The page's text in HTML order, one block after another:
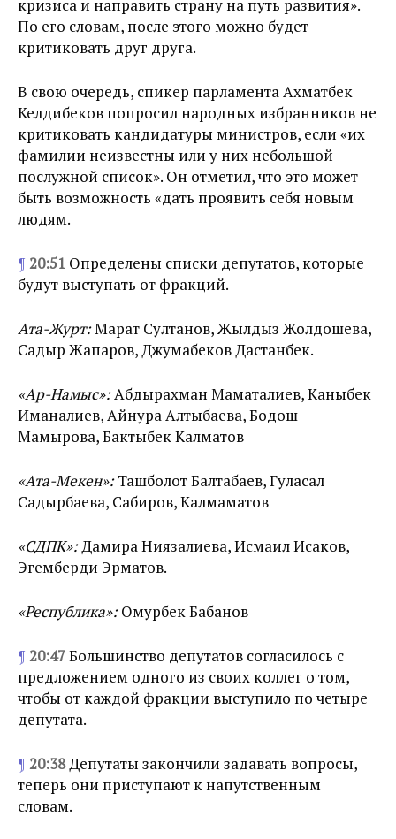
кризиса и направить страну на путь развития».
По его словам, после этого можно будет
критиковать друг друга.
В свою очередь, спикер парламента Ахматбек
Келдибеков попросил народных избранников не
критиковать кандидатуры министров, если «их
фамилии неизвестны или у них небольшой
послужной список». Он отметил, что это может
быть возможность «дать проявить себя новым
людям.
¶ 20:51 Определены списки депутатов, которые
будут выступать от фракций.
Ата-Журт:Марат Султанов, Жылдыз Жолдошева,
Садыр Жапаров, Джумабеков Дастанбек.
«Ар-Намыс»:Абдырахман Маматалиев, Каныбек
Иманалиев, Айнура Алтыбаева, Бодош
Мамырова, Бактыбек Калматов
«Ата-Мекен»:Ташболот Балтабаев, Гуласал
Садырбаева, Сабиров, Калмаматов
«СДПК»:Дамира Ниязалиева, Исмаил Исаков,
Эгемберди Эрматов.
«Республика»:Омурбек Бабанов
¶ 20:47Большинство депутатов согласилось с
предложением одного из своих коллег о том,
чтобы от каждой фракции выступило по четыре
депутата.
¶ 20:38Депутаты закончили задавать вопросы,
теперь они приступают к напутственным
словам.